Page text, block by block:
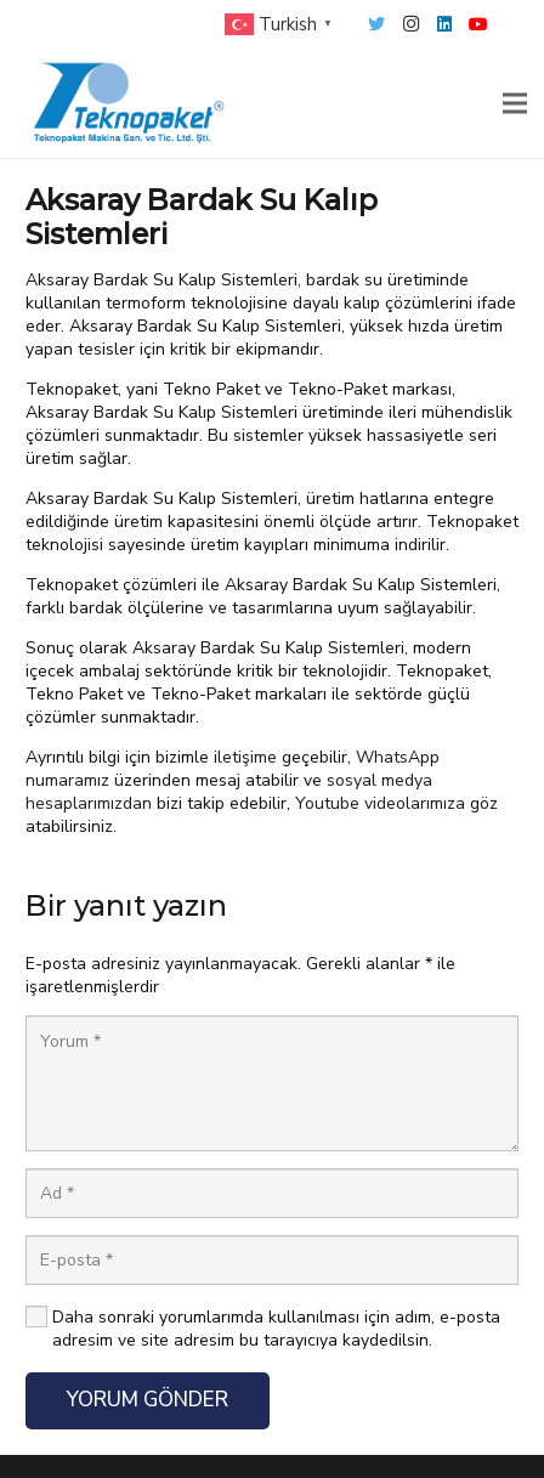
Turkish ▼
Aksaray Bardak Su Kalıp
Sistemleri
Aksaray Bardak Su Kalıp Sistemleri, bardak su üretiminde
kullanılan termoform teknolojisine dayalı kalıp çözümlerini ifade
eder. Aksaray Bardak Su Kalıp Sistemleri, yüksek hızda üretim
yapan tesisler için kritik bir ekipmandır.
Teknopaket, yani Tekno Paket ve Tekno-Paket markası,
Aksaray Bardak Su Kalıp Sistemleri üretiminde ileri mühendislik
çözümleri sunmaktadır. Bu sistemler yüksek hassasiyetle seri
üretim sağlar.
Aksaray Bardak Su Kalıp Sistemleri, üretim hatlarına entegre
edildiğinde üretim kapasitesini önemli ölçüde artırır. Teknopaket
teknolojisi sayesinde üretim kayıpları minimuma indirilir.
Teknopaket çözümleri ile Aksaray Bardak Su Kalıp Sistemleri,
farklı bardak ölçülerine ve tasarımlarına uyum sağlayabilir.
Sonuç olarak Aksaray Bardak Su Kalıp Sistemleri, modern
içecek ambalaj sektöründe kritik bir teknolojidir. Teknopaket,
Tekno Paket ve Tekno-Paket markaları ile sektörde güçlü
çözümler sunmaktadır.
Ayrıntılı bilgi için bizimle iletişime geçebilir, WhatsApp
numaramız üzerinden mesaj atabilir ve sosyal medya
hesaplarımızdan bizi takip edebilir, Youtube videolarımıza göz
atabilirsiniz.
Bir yanıt yazın
E-posta adresiniz yayınlanmayacak. Gerekli alanlar * ile
işaretlenmişlerdir
Daha sonraki yorumlarımda kullanılması için adım, e-posta
adresim ve site adresim bu tarayıcıya kaydedilsin.
YORUM GÖNDER